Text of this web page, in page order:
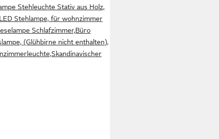
Stehleuchte Stativ aus Holz,
Stehlampe, für wohnzimmer
Schlafzimmer,Büro
(Glühbirne nicht enthalten),